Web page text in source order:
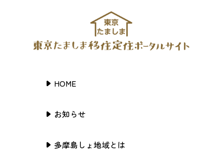
HOME
お知らせ
多摩島しょ地域とは